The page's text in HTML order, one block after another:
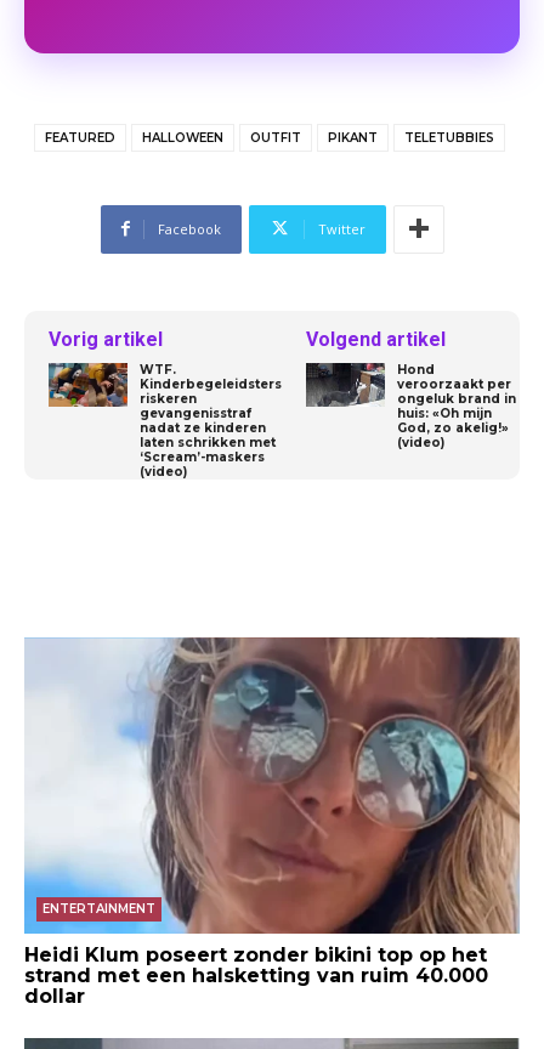
FEATURED HALLOWEEN OUTFIT PIKANT TELETUBBIES
Facebook Twitter
Vorig artikel
WTF.
Kinderbegeleidsters
riskeren
gevangenisstraf
nadat ze kinderen
laten schrikken met
‘Scream’-maskers
(video)
Volgend artikel
Hond
veroorzaakt per
ongeluk brand in
huis: «Oh mijn
God, zo akelig!»
(video)
ENTERTAINMENT
Heidi Klum poseert zonder bikini top op het
strand met een halsketting van ruim 40.000
dollar